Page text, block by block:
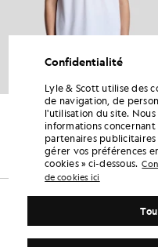
Polo de sport
VÊTEMENTS POUR ENFANTS
£35.00
Confidentialité
Lyle & Scott utilise des
de navigation, de
l'utilisation du site.
informations
partenaires
gérer vos préférences
cookies » ci-dessous.
de cookies ici